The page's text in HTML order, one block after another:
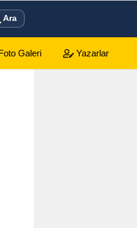
Ara
Koray Kavukçuoğlu'na verildi
Galeri Yazarlar